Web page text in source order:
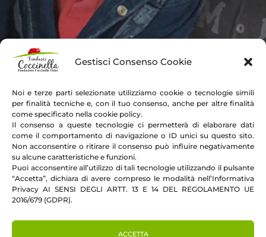
Gestisci Consenso Cookie
Noi e terze parti selezionate utilizziamo cookie o tecnologie simili
per finalità tecniche e, con il tuo consenso, anche per altre finalità
come specificato nella cookie policy.
Il consenso a queste tecnologie ci permetterà di elaborare dati
come il comportamento di navigazione o ID unici su questo sito.
Non acconsentire o ritirare il consenso può influire negativamente
su alcune caratteristiche e funzioni.
Puoi acconsentire all’utilizzo di tali tecnologie utilizzando il pulsante
“Accetta”, dichiara di avere compreso le modalità nell’Informativa
Privacy AI SENSI DEGLI ARTT. 13 E 14 DEL REGOLAMENTO UE
2016/679 (GDPR).
ACCETTA
La fondazione
Sponsor
Galleria Dona ora
Diventa volontario
Contatti